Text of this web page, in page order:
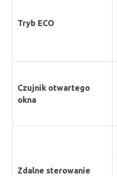
Tryb ECO
Czujnik otwartego
okna
Zdalne sterowanie